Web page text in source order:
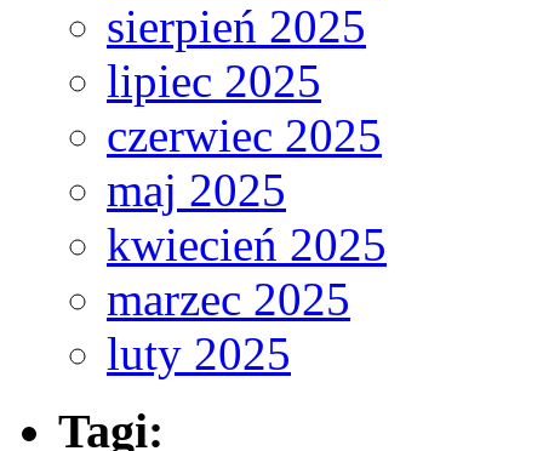
sierpień 2025
lipiec 2025
czerwiec 2025
maj 2025
kwiecień 2025
marzec 2025
luty 2025
Tagi: